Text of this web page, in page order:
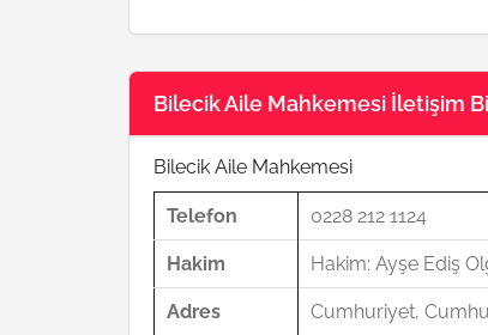
Bilecik Aile Mahkemesi İletişim
Bilecik Aile Mahkemesi
Telefon 0228 212 1124
Hakim Hakim: Ayşe Ediş
Adres Cumhuriyet,